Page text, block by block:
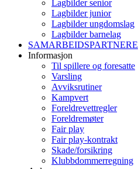
Lagbilder senior
Lagbilder junior
Lagbilder ungdomslag
Lagbilder barnelag
SAMARBEIDSPARTNERE
Informasjon
Til spillere og foresatte
Varsling
Avviksrutiner
Kampvert
Foreldrevettregler
Foreldremøter
Fair play
Fair play-kontrakt
Skade/forsikring
Klubbdommerregning